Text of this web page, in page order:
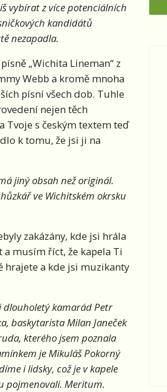
vybírat z více potenciálních
kandidátů
nezapadla.
„Wichita Lineman“ z
Webb a kromě mnoha
písní všech dob. Tuhle
nejen těch
Tvoje s českým textem teď
k tomu, že jsi ji na
jiný obsah než originál.
ve Wichitském okrsku
zakázány, kde jsi hrála
musím říct, že kapela Ti
hrajete a kde jsi muzikanty
dlouholetý kamarád Petr
baskytarista Milan Janeček
kterého jsem poznala
je Mikuláš Pokorný
i lidsky, což je v kapele
pojmenovali. Meritum.